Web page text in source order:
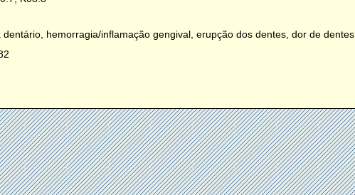
dentário, hemorragia/inflamação gengival, erupção dos dentes, dor de dentes